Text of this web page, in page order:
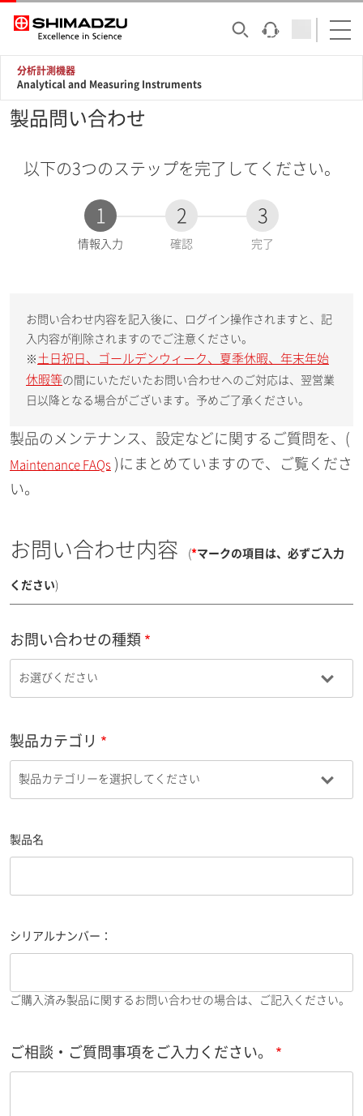
分析計測機器
Analytical and Measuring Instruments
製品問い合わせ
以下の3つのステップを完了してください。
1
現
情報入力
2
確認
3
完了
お問い合わせ内容を記入後に、ログイン操作されますと、記
入内容が削除されますのでご注意ください。
※ 土日祝日、ゴールデンウィーク、夏季休暇、年末年始
休暇等の間にいただいたお問い合わせへのご対応は、翌営業
日以降となる場合がございます。予めご了承ください。
製品のメンテナンス、設定などに関するご質問を、(
Maintenance FAQs )にまとめていますので、ご覧くださ
い。
お問い合わせ内容 (*マークの項目は、必ずご入力
ください)
お問い合わせの種類
製品カテゴリ
製品名
シリアルナンバー：
ご購入済み製品に関するお問い合わせの場合は、ご記入ください。
ご相談・ご質問事項をご入力ください。